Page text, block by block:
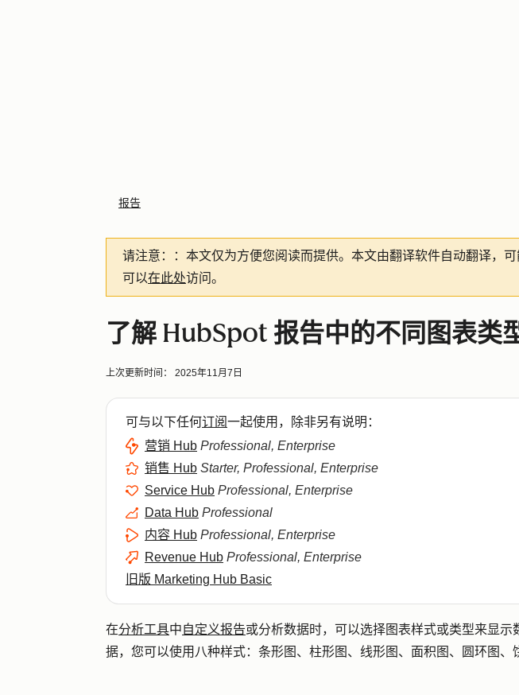
报告
请注意： ：本文仅为方便您阅读而提供。 本文由翻译软件自动翻译，
可以在此处访问。
了解 HubSpot 报告中的不同图表类
上次更新时间： 2025年11月7日
可与以下任何订阅一起使用，除非另有说明：
营销 Hub Professional, Enterprise
销售 Hub Starter, Professional, Enterprise
Service Hub Professional, Enterprise
Data Hub Professional
内容 Hub Professional, Enterprise
Revenue Hub Professional, Enterprise
旧版 Marketing Hub Basic
在分析工具中自定义报告或分析数据时，可以选择图表样式或类型来显示
据，您可以使用八种样式：条形图、柱形图、线形图、面积图、圆环图、